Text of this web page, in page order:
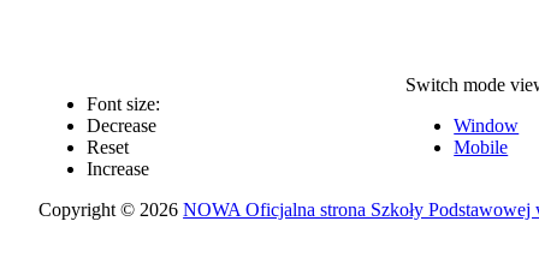
Font size:
Decrease
Reset
Increase
Switch mode
Window
Mobile
Copyright © 2026NOWA Oficjalna strona Szkoły